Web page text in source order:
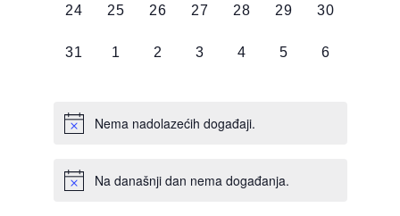
0
24
0
25
0
26
0
27
0
28
0
29
0
30
0
31
0
1
0
2
0
3
0
4
0
5
0
6
Nema nadolazećih događaji.
Na današnji dan nema događanja.